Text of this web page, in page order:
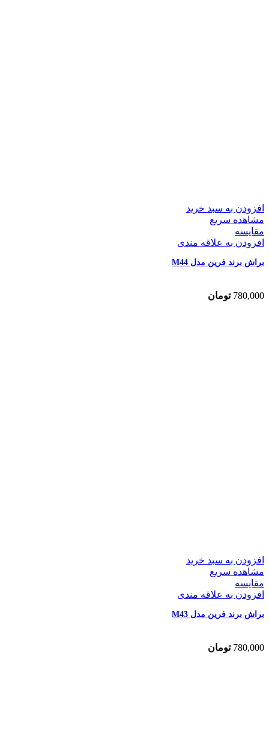
افزودن به سبد خرید
مشاهده سریع
مقایسه
افزودن به علاقه مندی
براش برند فرین مدل M44
780,000 تومان
افزودن به سبد خرید
مشاهده سریع
مقایسه
افزودن به علاقه مندی
براش برند فرین مدل M43
780,000 تومان